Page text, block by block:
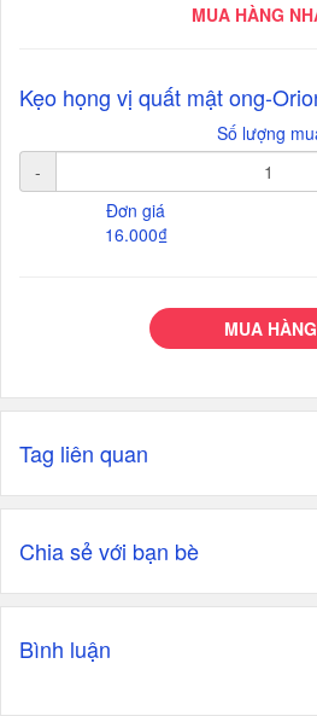
MUA HÀNG
Kẹo họng vị quất mật ong-
Số lượng
-
Đơn giá
16.000₫
MUA HÀNG
Tag liên quan
Chia sẻ với bạn bè
Bình luận